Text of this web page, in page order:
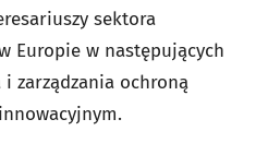
sektora
Europie w następujących
zarządzania ochroną